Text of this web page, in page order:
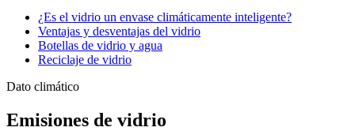
¿Es el vidrio un envase climáticamente inteligente?
Ventajas y desventajas del vidrio
Botellas de vidrio y agua
Reciclaje de vidrio
Dato climático
Emisiones de vidrio